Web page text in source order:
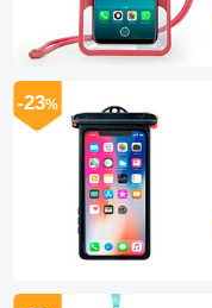
-23%